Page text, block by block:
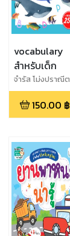
vocabulary
สำหรับเด็ก
จำรัส โม่งปราณีต
150.00 ฿